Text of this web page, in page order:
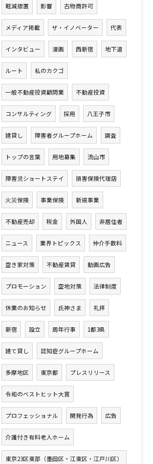
軽減措置 影響 古物商許可
メディア掲載 ザ・イノベーター 代表
インタビュー 漫画 西新宿 地下道
ルート 私のカクゴ
一般不動産投資顧問業 不動産投資
コンサルティング 採用 八王子市
建貸し 障害者グループホーム 調査
トップの言葉 用地募集 流山市
障害児ショートステイ 損害保険代理店
火災保険 事業保険 新規事業
不動産売却 税金 外国人 非居住者
ニュース 業界トピックス 仲介手数料
空き家対策 不動産賃貸 動画広告
プロモーション 空地対策 法律制度
休業のお知らせ 氏神さま 礼拝
新宿 設立 周年行事 1都3県
建て貸し 認知症グループホーム
多摩地区 東京都 プレスリリース
令和のベストヒット大賞
プロフェッショナル 開発行為 広告
介護付き有料老人ホーム
東京23区東部（墨田区・江東区・江戸川区）